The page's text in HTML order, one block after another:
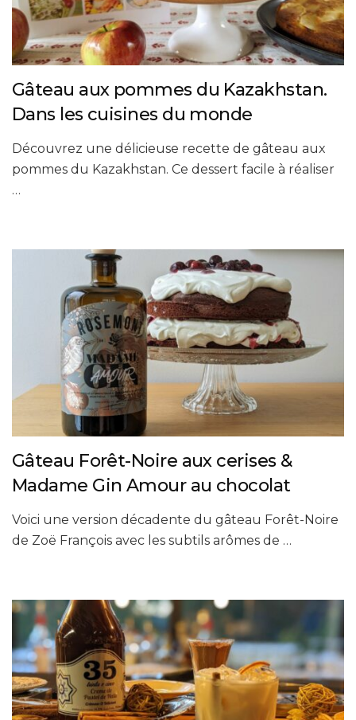
Gâteau aux pommes du Kazakhstan.
Dans les cuisines du monde
Découvrez une délicieuse recette de gâteau aux
pommes du Kazakhstan. Ce dessert facile à réaliser
…
Gâteau Forêt-Noire aux cerises &
Madame Gin Amour au chocolat
Voici une version décadente du gâteau Forêt-Noire
de Zoë François avec les subtils arômes de …